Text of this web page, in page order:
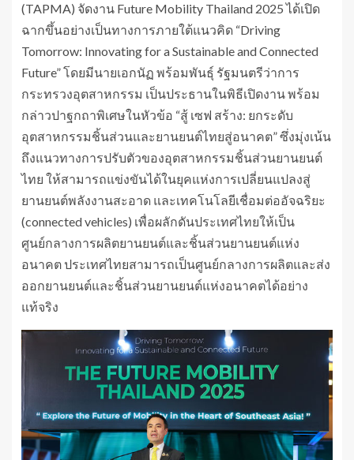
(TAPMA) จัดงาน Future Mobility Thailand 2025 ได้เปิด
ฉากขึ้นอย่างเป็นทางการภายใต้แนวคิด “Driving
Tomorrow: Innovating for a Sustainable and Connected
Future” โดยมีนายเอกนัฏ พร้อมพันธุ์ รัฐมนตรีว่าการ
กระทรวงอุตสาหกรรม เป็นประธานในพิธีเปิดงาน พร้อม
กล่าวปาฐกถาพิเศษในหัวข้อ “สู้ เซฟ สร้าง: ยกระดับ
อุตสาหกรรมชิ้นส่วนและยานยนต์ไทยสู่อนาคต” ซึ่งมุ่งเน้น
ถึงแนวทางการปรับตัวของอุตสาหกรรมชิ้นส่วนยานยนต์
ไทย ให้สามารถแข่งขันได้ในยุคแห่งการเปลี่ยนแปลงสู่
ยานยนต์พลังงานสะอาด และเทคโนโลยีเชื่อมต่ออัจฉริยะ
(connected vehicles) เพื่อผลักดันประเทศไทยให้เป็น
ศูนย์กลางการผลิตยานยนต์และชิ้นส่วนยานยนต์แห่ง
อนาคต ประเทศไทยสามารถเป็นศูนย์กลางการผลิตและส่ง
ออกยานยนต์และชิ้นส่วนยานยนต์แห่งอนาคตได้อย่าง
แท้จริง